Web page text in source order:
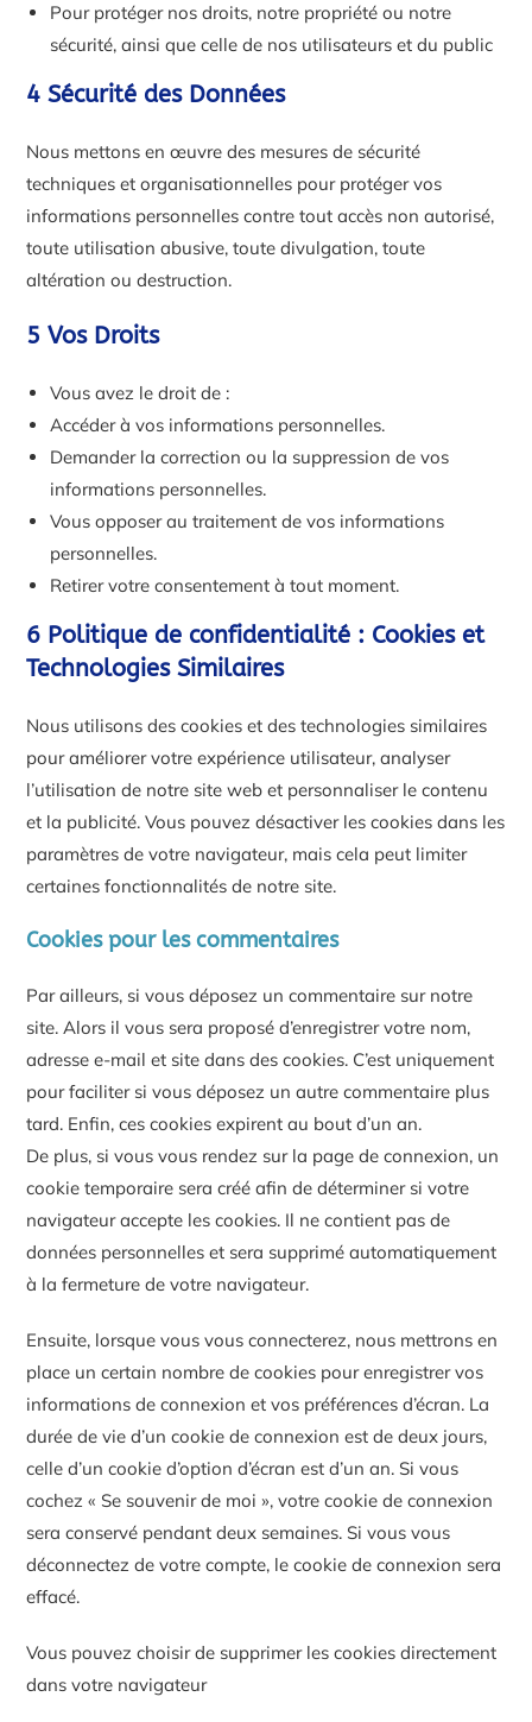
Pour protéger nos droits, notre propriété ou notre
sécurité, ainsi que celle de nos utilisateurs et du public
4 Sécurité des Données
Nous mettons en œuvre des mesures de sécurité
techniques et organisationnelles pour protéger vos
informations personnelles contre tout accès non autorisé,
toute utilisation abusive, toute divulgation, toute
altération ou destruction.
5 Vos Droits
Vous avez le droit de :
Accéder à vos informations personnelles.
Demander la correction ou la suppression de vos
informations personnelles.
Vous opposer au traitement de vos informations
personnelles.
Retirer votre consentement à tout moment.
6 Politique de confidentialité : Cookies et
Technologies Similaires
Nous utilisons des cookies et des technologies similaires
pour améliorer votre expérience utilisateur, analyser
l’utilisation de notre site web et personnaliser le contenu
et la publicité. Vous pouvez désactiver les cookies dans les
paramètres de votre navigateur, mais cela peut limiter
certaines fonctionnalités de notre site.
Cookies pour les commentaires
Par ailleurs, si vous déposez un commentaire sur notre
site. Alors il vous sera proposé d’enregistrer votre nom,
adresse e-mail et site dans des cookies. C’est uniquement
pour faciliter si vous déposez un autre commentaire plus
tard. Enfin, ces cookies expirent au bout d’un an.
De plus, si vous vous rendez sur la page de connexion, un
cookie temporaire sera créé afin de déterminer si votre
navigateur accepte les cookies. Il ne contient pas de
données personnelles et sera supprimé automatiquement
à la fermeture de votre navigateur.
Ensuite, lorsque vous vous connecterez, nous mettrons en
place un certain nombre de cookies pour enregistrer vos
informations de connexion et vos préférences d’écran. La
durée de vie d’un cookie de connexion est de deux jours,
celle d’un cookie d’option d’écran est d’un an. Si vous
cochez « Se souvenir de moi », votre cookie de connexion
sera conservé pendant deux semaines. Si vous vous
déconnectez de votre compte, le cookie de connexion sera
effacé.
Vous pouvez choisir de supprimer les cookies directement
dans votre navigateur